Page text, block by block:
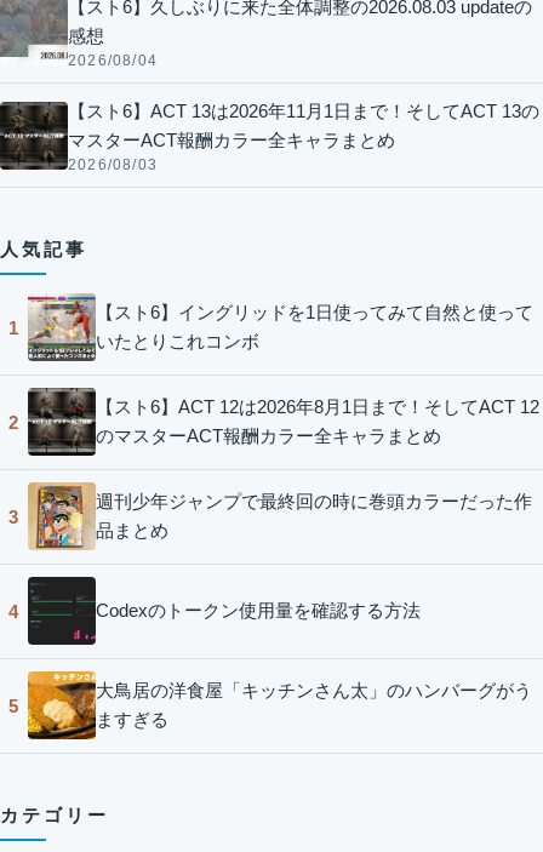
【スト6】久しぶりに来た全体調整の2026.08.03 updateの
感想
2026/08/04
【スト6】ACT 13は2026年11月1日まで！そしてACT 13の
マスターACT報酬カラー全キャラまとめ
2026/08/03
人気記事
1
【スト6】イングリッドを1日使ってみて自然と使って
いたとりこれコンボ
2
【スト6】ACT 12は2026年8月1日まで！そしてACT 12
のマスターACT報酬カラー全キャラまとめ
3
週刊少年ジャンプで最終回の時に巻頭カラーだった作
品まとめ
4 Codexのトークン使用量を確認する方法
5
大鳥居の洋食屋「キッチンさん太」のハンバーグがう
ますぎる
カテゴリー